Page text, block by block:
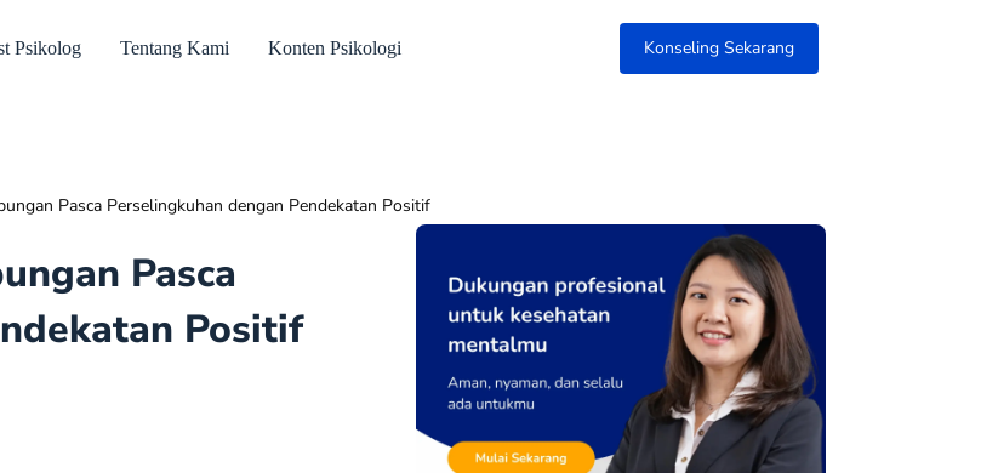
Psikolog Tentang Kami Konten Psikologi Konseling Sekarang
Pasca Perselingkuhan dengan Pendekatan Positif
Pasca
Positif